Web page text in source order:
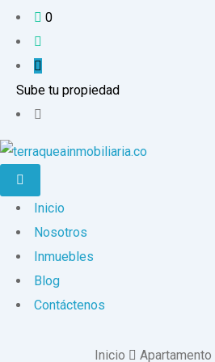
0
Sube tu propiedad
Inicio
Nosotros
Inmuebles
Blog
Contáctenos
Inicio Apartamento